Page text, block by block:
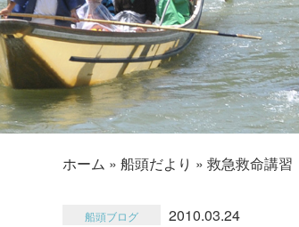
ホーム »船頭だより »救急救命講習
船頭ブログ 2010.03.24